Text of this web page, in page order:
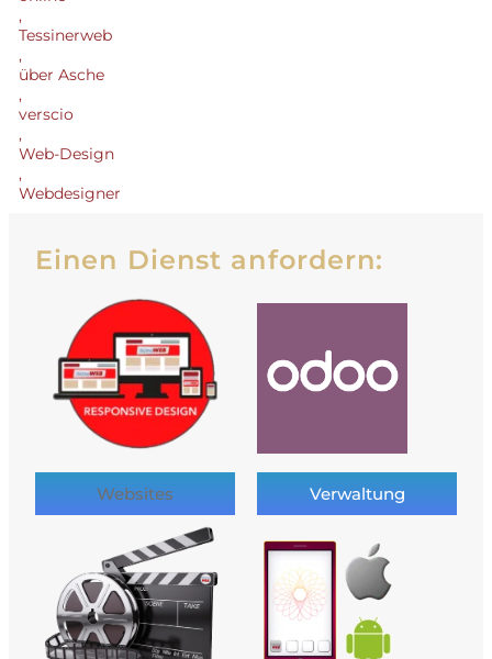
,
Tessinerweb
,
über Asche
,
verscio
,
Web-Design
,
Webdesigner
Einen Dienst anfordern:
Websites Verwaltung